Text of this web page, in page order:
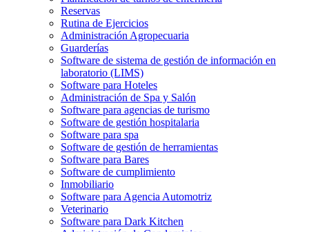
Reservas
Rutina de Ejercicios
Administración Agropecuaria
Guarderías
Software de sistema de gestión de información en
laboratorio (LIMS)
Software para Hoteles
Administración de Spa y Salón
Software para agencias de turismo
Software de gestión hospitalaria
Software para spa
Software de gestión de herramientas
Software para Bares
Software de cumplimiento
Inmobiliario
Software para Agencia Automotriz
Veterinario
Software para Dark Kitchen